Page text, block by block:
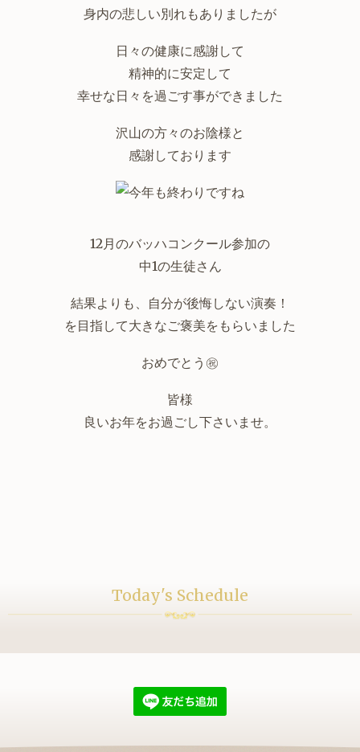
身内の悲しい別れもありましたが
日々の健康に感謝して
精神的に安定して
幸せな日々を過ごす事ができました
沢山の方々のお陰様と
感謝しております
12月のバッハコンクール参加の
中1の生徒さん
結果よりも、自分が後悔しない演奏！
を目指して大きなご褒美をもらいました
おめでとう㊗️
皆様
良いお年をお過ごし下さいませ。
Today's Schedule